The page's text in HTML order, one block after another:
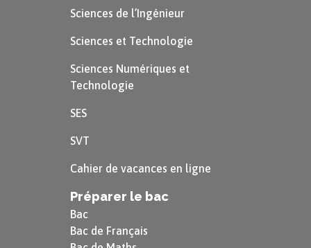
Les inégalités économiques ne se réduisent pas
aux inégalités de salaire : il faut aussi considérer
les inégalités de revenus et celles de
Les inégalités de salaire
Le salaire est une rémunération du facteur travail.
Il existe en France aujourd’hui des
Sciences de l’Ingénieur
Sciences et Technologie
Sciences Numériques et
Technologie
SES
SVT
Cahier de vacances en ligne
Préparer le bac
Bac
Bac de Français